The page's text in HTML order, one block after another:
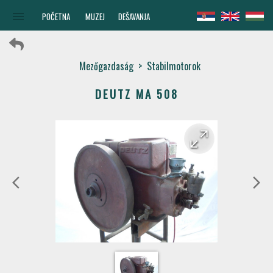
POČETNA MUZEJ DEŠAVANJA
Mezőgazdaság> Stabilmotorok
DEUTZ MA 508
arrow_back_ios
arrow_back
arrow_forward
arrow_forward_ios